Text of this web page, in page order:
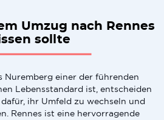
Umzug nach Rennes
sollte
Nuremberg einer der führenden
Lebensstandard ist, entscheiden
ihr Umfeld zu wechseln und
Rennes ist eine hervorragende